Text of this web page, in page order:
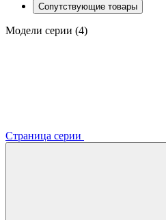
Сопутствующие товары
Модели серии (4)
Страница серии